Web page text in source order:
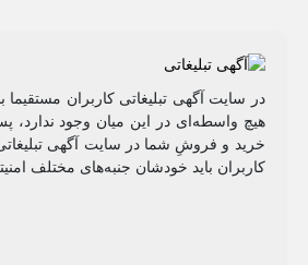
در سایت آگهی تبلیغاتی کاربران
هیچ واسطه‌ای در این میان وجود ندارد،
خرید و فروشِ شما در سایت آگهی
کاربران باید خودشان جنبه‌های مختلف